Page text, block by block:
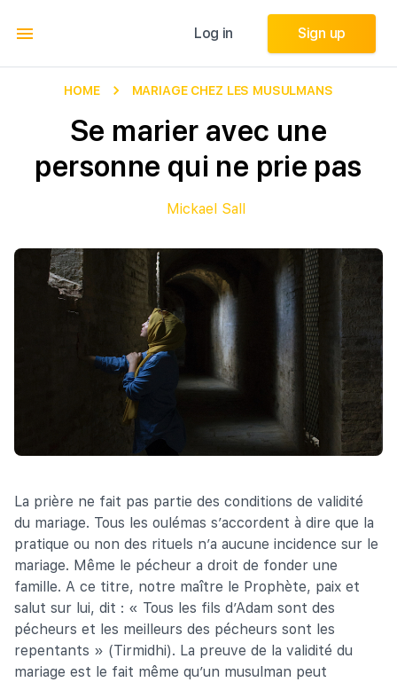
Log in Sign up
Log in Sign up
HOME MARIAGE CHEZ LES MUSULMANS
Se marier avec une
personne qui ne prie pas
Mickael Sall
La prière ne fait pas partie des conditions de validité
du mariage. Tous les oulémas s’accordent à dire que la
pratique ou non des rituels n’a aucune incidence sur le
mariage. Même le pécheur a droit de fonder une
famille. A ce titre, notre maître le Prophète, paix et
salut sur lui, dit : « Tous les fils d’Adam sont des
pécheurs et les meilleurs des pécheurs sont les
repentants » (Tirmidhi). La preuve de la validité du
mariage est le fait même qu’un musulman peut